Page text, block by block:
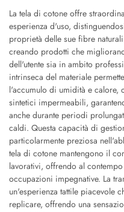
La tela di cotone offre
esperienza d'uso,
proprietà delle sue fibre
creando prodotti che
dell'utente sia in ambito
intrinseca del materiale
l'accumulo di umidità e calore,
sintetici impermeabili,
anche durante periodi
caldi. Questa capacità di
particolarmente preziosa
tela di cotone mantengono il
lavorativi, offrendo al
occupazioni impegnative. La
un'esperienza tattile piacevole
replicare, offrendo una